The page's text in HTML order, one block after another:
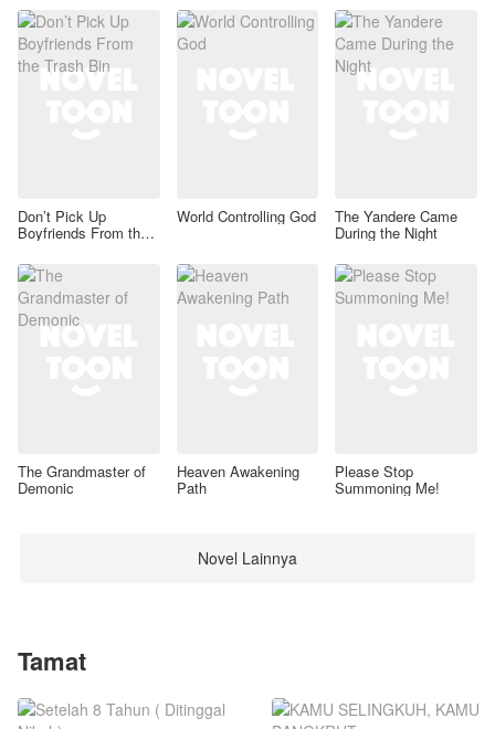
Don’t Pick Up
Boyfriends From the
World Controlling God The Yandere Came
During the Night
The Grandmaster of
Demonic
Heaven Awakening
Path
Please Stop
Summoning Me!
Novel Lainnya
Tamat